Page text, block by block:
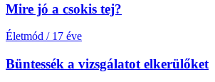
Mire jó a csokis tej?
Életmód / 17 éve
Büntessék a vizsgálatot elkerülőket